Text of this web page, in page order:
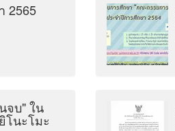
2565
จบ" ใน
โนะโมะ